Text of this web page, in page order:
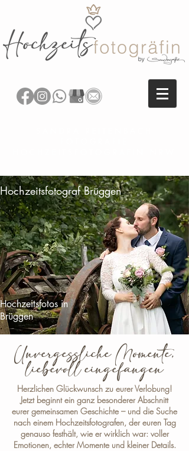
Hochzeitsfotograf Brüggen
Hochzeitsfotos in
Brüggen
Unvergessliche Momente,
liebevoll eingefangen
Herzlichen Glückwunsch zu eurer Verlobung!
Jetzt beginnt ein ganz besonderer Abschnitt
eurer gemeinsamen Geschichte – und die Suche
nach einem Hochzeitsfotografen, der euren Tag
genauso festhält, wie er wirklich war: voller
Emotionen, echter Momente und kleiner Details.